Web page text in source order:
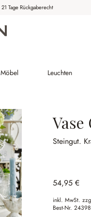
21 Tage Rückgaberecht
Möbel Leuchten
Steingut.
54,95 €
inkl. MwSt.
Best-Nr.24398